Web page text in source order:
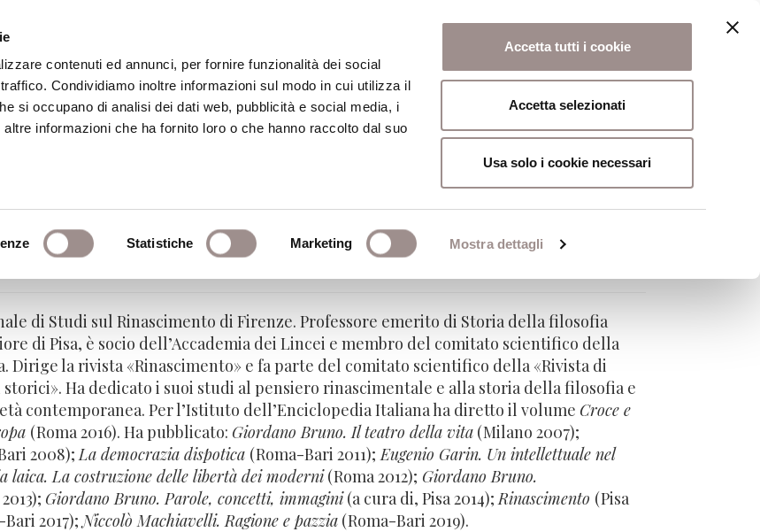
contenuti ed annunci, per fornire funzionalità dei social
Condividiamo inoltre informazioni sul modo in cui utilizza il
si occupano di analisi dei dati web, pubblicità e social media, i
informazioni che ha fornito loro o che hanno raccolto dal suo
Statistiche Marketing Mostra dettagli
Accetta tutti i cookie
Accetta selezionati
Usa solo i cookie necessari
Centro Culturale Centro Studi Religiosi Scuola Alti Studi
sul Rinascimento, Firenze
di Studi sul Rinascimento di Firenze. Professore emerito di Storia della filosofia
di Pisa, è socio dell’Accademia dei Lincei e membro del comitato scientifico della
Dirige la rivista «Rinascimento» e fa parte del comitato scientifico della «Rivista di
Ha dedicato i suoi studi al pensiero rinascimentale e alla storia della filosofia e
contemporanea. Per l’Istituto dell’Enciclopedia Italiana ha diretto il volume Croce e
(Roma 2016). Ha pubblicato: Giordano Bruno. Il teatro della vita (Milano 2007);
2008);La democrazia dispotica (Roma-Bari 2011); Eugenio Garin. Un intellettuale nel
laica. La costruzione delle libertà dei moderni(Roma 2012); Giordano Bruno.
Giordano Bruno. Parole, concetti, immagini(a cura di, Pisa 2014);Rinascimento (Pisa
Bari 2017);Niccolò Machiavelli. Ragione e pazzia (Roma-Bari 2019).